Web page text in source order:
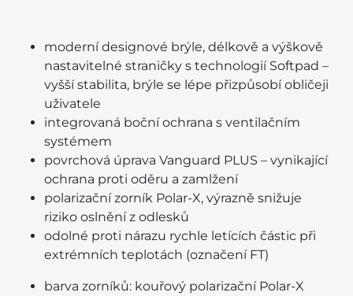
moderní designové brýle, délkově a výškově
nastavitelné straničky s technologií Softpad –
vyšší stabilita, brýle se lépe přizpůsobí obličeji
uživatele
integrovaná boční ochrana s ventilačním
systémem
povrchová úprava Vanguard PLUS – vynikající
ochrana proti oděru a zamlžení
polarizační zorník Polar-X, výrazně snižuje
riziko oslnění z odlesků
odolné proti nárazu rychle letících částic při
extrémních teplotách (označení FT)
barva zorníků: kouřový polarizační Polar-X